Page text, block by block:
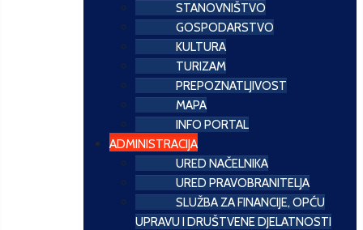
STANOVNIŠTVO
GOSPODARSTVO
KULTURA
TURIZAM
PREPOZNATLJIVOST
MAPA
INFO PORTAL
ADMINISTRACIJA
URED NAČELNIKA
URED PRAVOBRANITELJA
SLUŽBA ZA FINANCIJE, OPĆU
UPRAVU I DRUŠTVENE DJELATNOSTI